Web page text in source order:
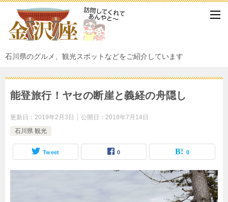
石川県のグルメ、観光スポットなどをご紹介しています
能登旅行！ヤセの断崖と義経の舟隠し
更新日： 2019年2月3日 公開日： 2018年7月14日
石川県 観光
Tweet 0 0